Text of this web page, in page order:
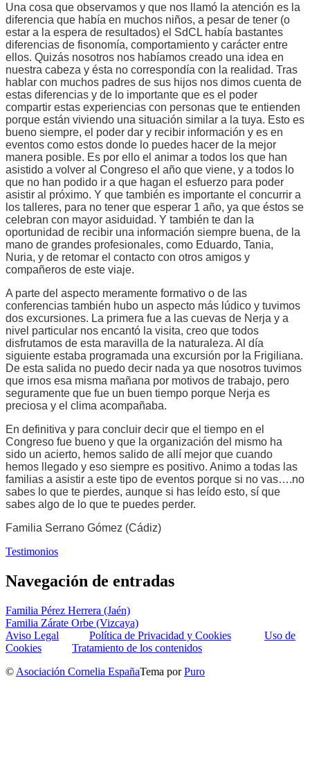
Una cosa que observamos y que nos llamó la atención es la
diferencia que había en muchos niños, a pesar de tener (o
estar a la espera de resultados) el SdCL había bastantes
diferencias de fisonomía, comportamiento y carácter entre
ellos. Quizás nosotros nos habíamos creado una idea en
nuestra cabeza y ésta no correspondía con la realidad. Tras
hablar con muchos padres de sus hijos nos dimos cuenta de
estas diferencias y de lo importante que es el poder
compartir estas experiencias con personas que te entienden
porque están viviendo una situación similar a la tuya. Esto es
bueno siempre, el poder dar y recibir información y es en
eventos como estos donde lo puedes hacer de la mejor
manera posible. Es por ello el animar a todos los que han
asistido a volver al Congreso el año que viene, y a todos lo
que no han podido ir a que hagan el esfuerzo para poder
asistir al próximo. Y que también es importante el concurrir a
los talleres, para no tener que esperar 1 año, ya que éstos se
celebran con mayor asiduidad. Y también te dan la
oportunidad de recibir una información siempre buena, de la
mano de grandes profesionales, como Eduardo, Tania,
Nuria, y de retomar el contacto con otros amigos y
compañeros de este viaje.
A parte del aspecto meramente formativo o de las
conferencias también hubo un aspecto más lúdico y tuvimos
dos excursiones. La primera fue a las cuevas de Nerja y a
nivel particular nos encantó la visita, creo que todos
disfrutamos de esta maravilla de la naturaleza. Al día
siguiente estaba programada una excursión por la Frigiliana.
De esta salida no puedo decir nada ya que nosotros tuvimos
que irnos esa misma mañana por motivos de trabajo, pero
seguramente que fue un buen tiempo porque Nerja es
preciosa y el clima acompañaba.
En definitiva y para concluir decir que el tiempo en el
Congreso fue bueno y que la organización del mismo ha
sido un acierto, hemos salido de allí mejor que cuando
hemos llegado y eso siempre es positivo. Animo a todas las
familias a asistir a este tipo de eventos porque si no vas….no
sabes lo que te pierdes, aunque si has leído esto, sí que
sabes algo de lo que te puedes perder.
Familia Serrano Gómez (Cádiz)
Testimonios
Navegación de entradas
Familia Pérez Herrera (Jaén)
Familia Zárate Orbe (Vizcaya)
Aviso Legal
Política de Privacidad y Cookies
Uso de
Cookies
Tratamiento de los contenidos
© Asociación Cornelia EspañaTema porPuro